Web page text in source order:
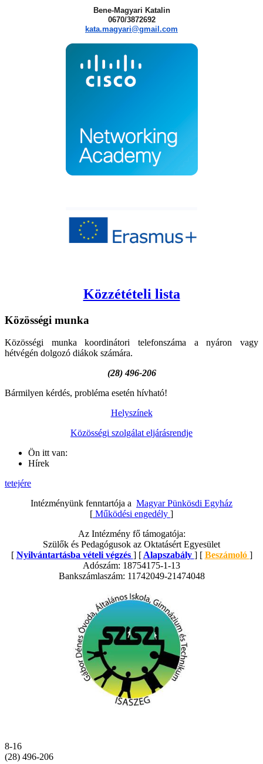
Bene-Magyari Katalin
0670/3872692
kata.magyari@gmail.com
Közzétételi lista
Közösségi munka
Közösségi munka koordinátori telefonszáma a nyáron vagy
hétvégén dolgozó diákok számára.
(28) 496-206
Bármilyen kérdés, probléma esetén hívható!
Helyszínek
Közösségi szolgálat eljárásrendje
Ön itt van:
Hírek
tetejére
Intézményünk fenntartója a Magyar Pünkösdi Egyház
[ Működési engedély ]
Az Intézmény fő támogatója:
Szülők és Pedagógusok az Oktatásért Egyesület
[ Nyilvántartásba vételi végzés ] [ Alapszabály ] [ Beszámoló ]
Adószám: 18754175-1-13
Bankszámlaszám: 11742049-21474048
8-16
(28) 496-206